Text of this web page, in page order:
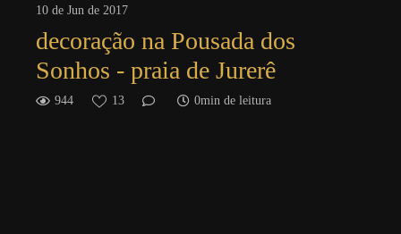
10 de Jun de 2017
decoração na Pousada dos
Sonhos - praia de Jurerê
944 13 0min de leitura